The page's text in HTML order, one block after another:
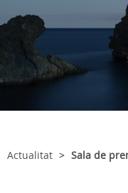
Actualitat Sala de